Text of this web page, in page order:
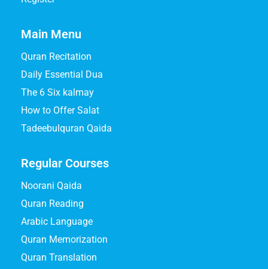
Main Menu
Quran Recitation
Daily Essential Dua
The 6 Six kalmay
How to Offer Salat
Tadeebulquran Qaida
Regular Courses
Noorani Qaida
Quran Reading
Arabic Language
Quran Memorization
Quran Translation